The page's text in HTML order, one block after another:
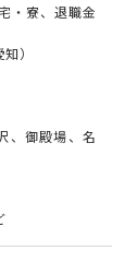
・寮、退職金
）
、御殿場、名